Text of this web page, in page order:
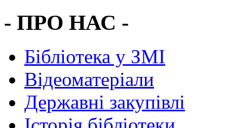
- ПРО НАС -
Бібліотека у ЗМІ
Відеоматеріали
Державні закупівлі